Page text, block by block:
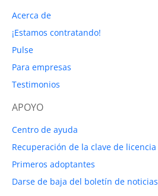
Acerca de
¡Estamos contratando!
Pulse
Para empresas
Testimonios
APOYO
Centro de ayuda
Recuperación de la clave de licencia
Primeros adoptantes
Darse de baja del boletín de noticias